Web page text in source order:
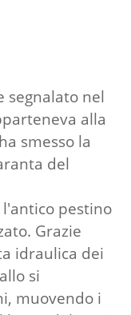
segnalato nel
alla
smesso la
del
l'antico pestino
Grazie
idraulica dei
si
muovendo i